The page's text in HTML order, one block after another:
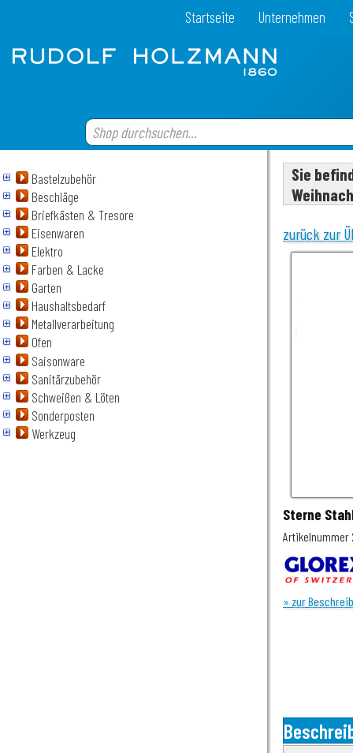
Startseite Unternehmen
Bastelzubehör
Beschläge
Briefkästen & Tresore
Eisenwaren
Elektro
Farben & Lacke
Garten
Haushaltsbedarf
Metallverarbeitung
Ofen
Saisonware
Sanitärzubehör
Schweißen & Löten
Sonderposten
Werkzeug
Sie
zurück zur
Sterne
Artikelnummer
» zur